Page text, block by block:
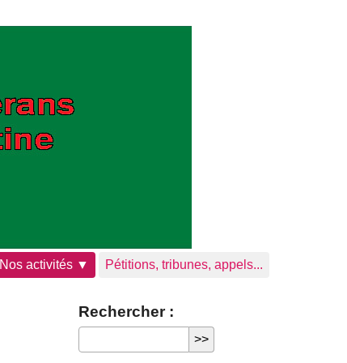
Nos activités ▼ Pétitions, tribunes, appels...
Rechercher :